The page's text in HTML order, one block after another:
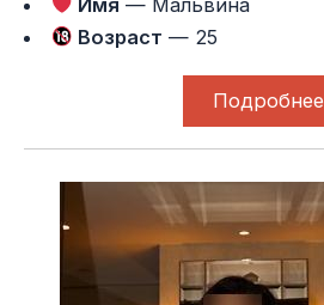
Возраст — 25
Подробнее